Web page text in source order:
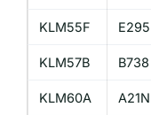
KLM55F E295
KLM57B B738
KLM60A A21N